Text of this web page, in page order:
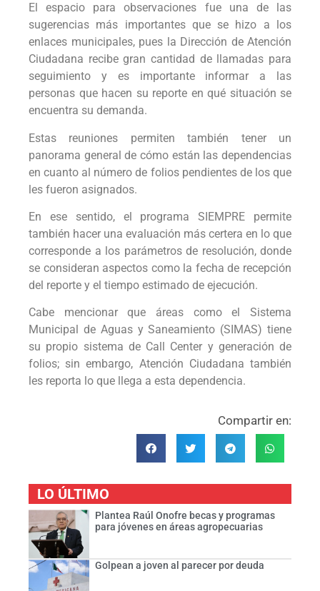
El espacio para observaciones fue una de las
sugerencias más importantes que se hizo a los
enlaces municipales, pues la Dirección de Atención
Ciudadana recibe gran cantidad de llamadas para
seguimiento y es importante informar a las
personas que hacen su reporte en qué situación se
encuentra su demanda.
Estas reuniones permiten también tener un
panorama general de cómo están las dependencias
en cuanto al número de folios pendientes de los que
les fueron asignados.
En ese sentido, el programa SIEMPRE permite
también hacer una evaluación más certera en lo que
corresponde a los parámetros de resolución, donde
se consideran aspectos como la fecha de recepción
del reporte y el tiempo estimado de ejecución.
Cabe mencionar que áreas como el Sistema
Municipal de Aguas y Saneamiento (SIMAS) tiene
su propio sistema de Call Center y generación de
folios; sin embargo, Atención Ciudadana también
les reporta lo que llega a esta dependencia.
Compartir en:
LO ÚLTIMO
Plantea Raúl Onofre becas y programas
para jóvenes en áreas agropecuarias
Golpean a joven al parecer por deuda